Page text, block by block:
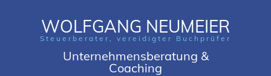
WOLFGANG NEUMEIER
Steuerberater, vereidigter Buchprüfer
Unternehmensberatung &
Coaching